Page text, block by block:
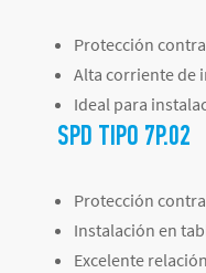
Protección
Alta corriente de
Ideal para
SPD TIPO 7P.02
Protección
Instalación en
Excelente